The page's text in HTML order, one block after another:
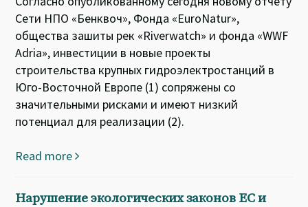
Сети НПО «Бенквоч», Фонда «EuroNatur»,
общества зашиты рек «Riverwatch» и фонда «WWF
Adria», инвестиции в новые проекты
строительства крупных гидроэлектростанций в
Юго-Восточной Европе (1) сопряжены со
значительными рисками и имеют низкий
потенциал для реализации (2).
Read more
Нарушение экологических законов ЕС и